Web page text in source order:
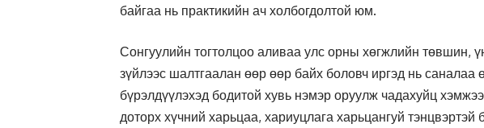
байгаа нь практикийн ач холбогдолтой юм.
Сонгуулийн тогтолцоо аливаа улс орны хөгжлийн төвшин,
зүйлээс шалтгаалан өөр өөр байх боловч иргэд нь саналаа
бүрэлдүүлэхэд бодитой хувь нэмэр оруулж чадахуйц
доторх хүчний харьцаа, хариуцлага харьцангуй тэнцвэртэй